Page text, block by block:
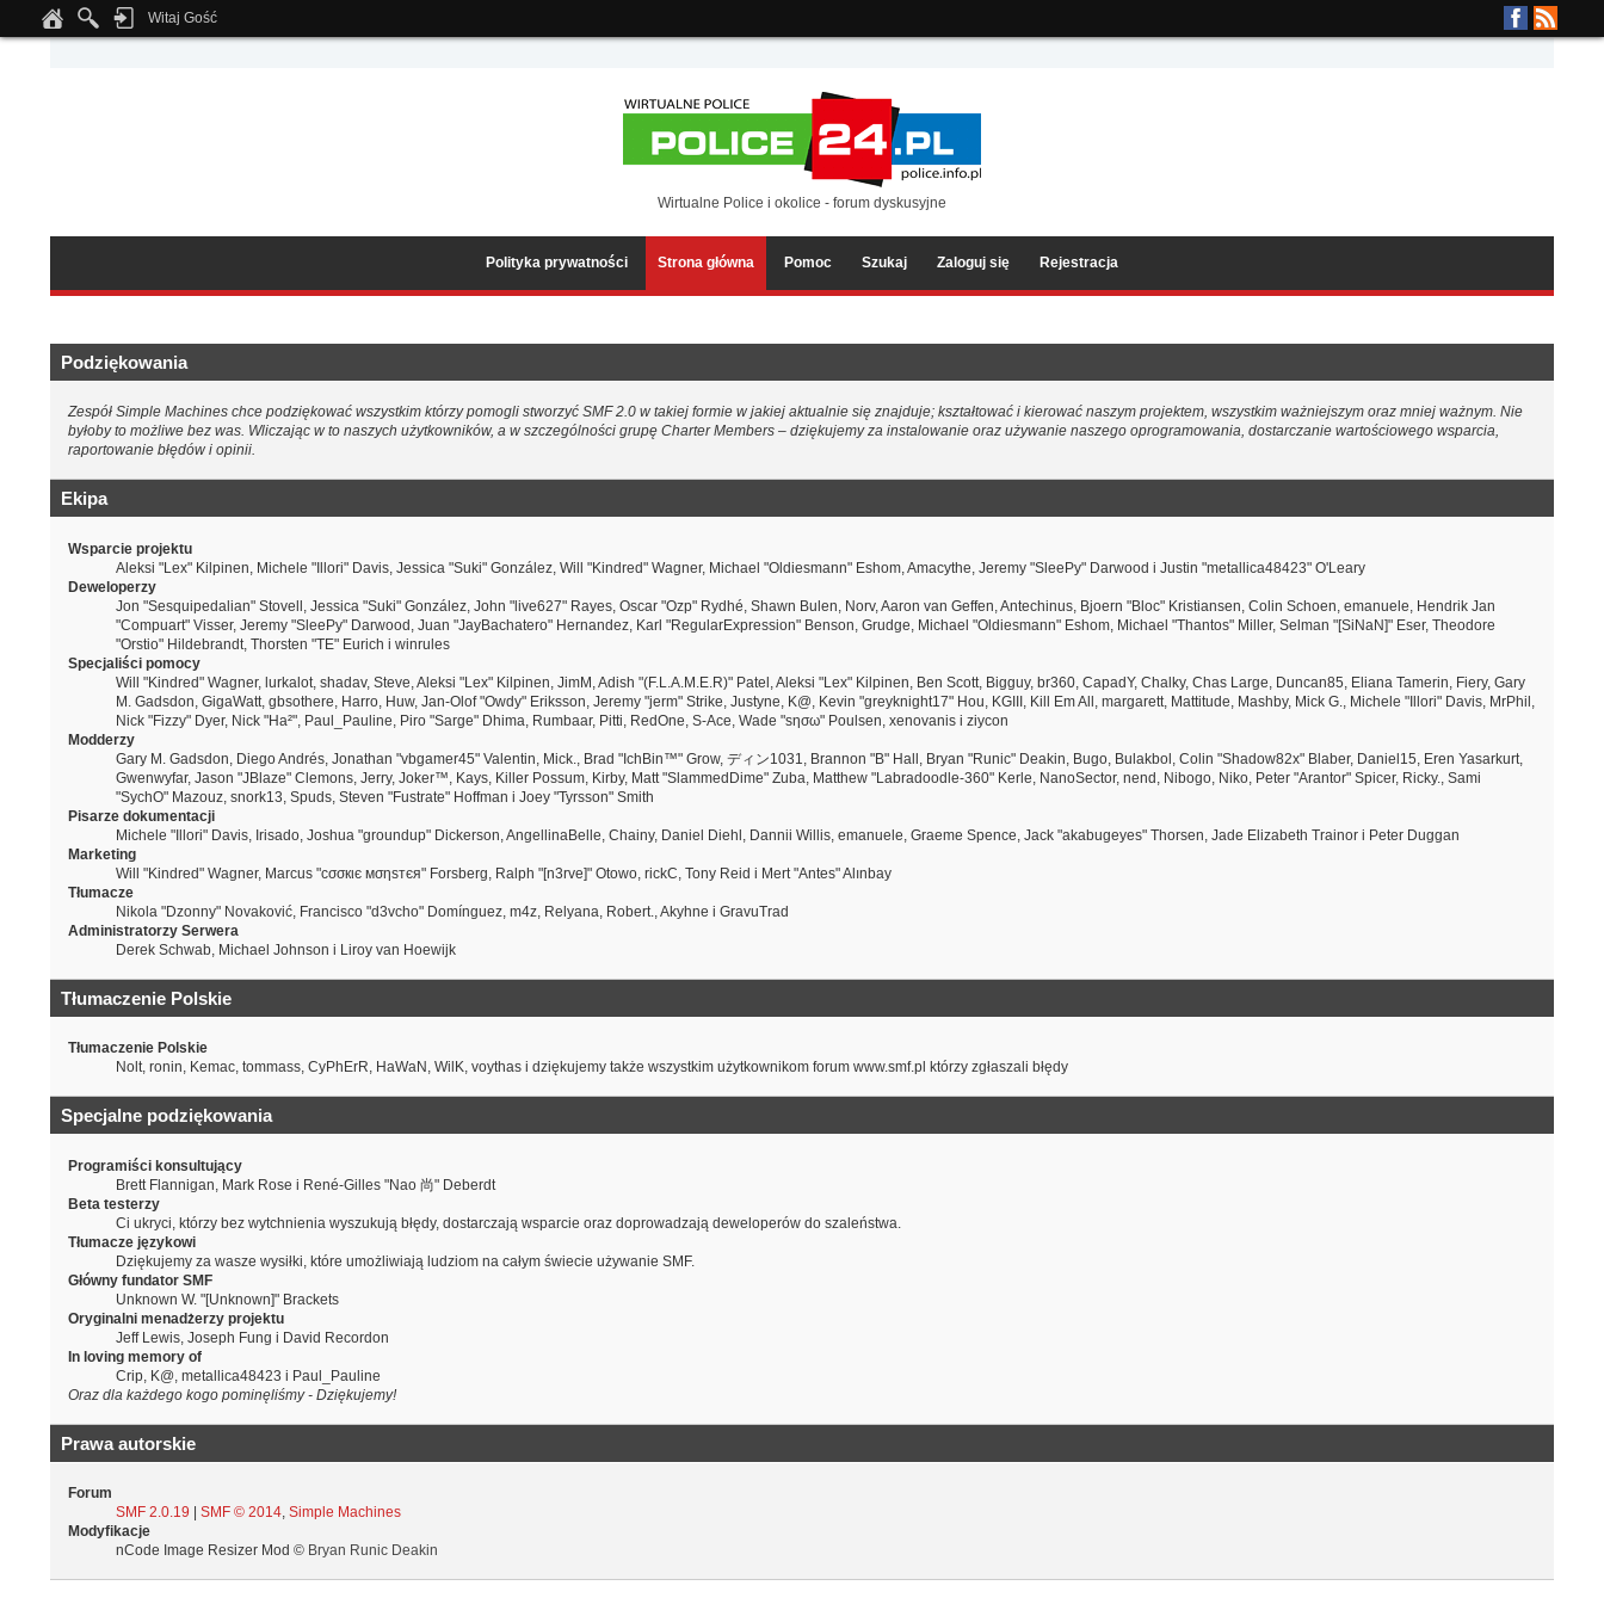
Notice: Undefined index: tapatalk_body_hook in
Witaj Gość
Wirtualne Police i okolice - forum dyskusyjne
Polityka prywatności Strona główna Pomoc Szukaj Zaloguj się Rejestracja
Podziękowania
Zespół Simple Machines chce podziękować wszystkim którzy pomogli stworzyć SMF 2.0 w takiej formie w jakiej aktualnie się znajduje; kształtować i kierować naszym projektem, wszystkim ważniejszym oraz mniej ważnym. Nie
byłoby to możliwe bez was. Wliczając w to naszych użytkowników, a w szczególności grupę Charter Members – dziękujemy za instalowanie oraz używanie naszego oprogramowania, dostarczanie wartościowego wsparcia,
raportowanie błędów i opinii.
Ekipa
Wsparcie projektu
Aleksi "Lex" Kilpinen, Michele "Illori" Davis, Jessica "Suki" González, Will "Kindred" Wagner, Michael "Oldiesmann" Eshom, Amacythe, Jeremy "SleePy" Darwood i Justin "metallica48423" O'Leary
Deweloperzy
Jon "Sesquipedalian" Stovell, Jessica "Suki" González, John "live627" Rayes, Oscar "Ozp" Rydhé, Shawn Bulen, Norv, Aaron van Geffen, Antechinus, Bjoern "Bloc" Kristiansen, Colin Schoen, emanuele, Hendrik Jan
"Compuart" Visser, Jeremy "SleePy" Darwood, Juan "JayBachatero" Hernandez, Karl "RegularExpression" Benson, Grudge, Michael "Oldiesmann" Eshom, Michael "Thantos" Miller, Selman "[SiNaN]" Eser, Theodore
"Orstio" Hildebrandt, Thorsten "TE" Eurich i winrules
Specjaliści pomocy
Will "Kindred" Wagner, lurkalot, shadav, Steve, Aleksi "Lex" Kilpinen, JimM, Adish "(F.L.A.M.E.R)" Patel, Aleksi "Lex" Kilpinen, Ben Scott, Bigguy, br360, CapadY, Chalky, Chas Large, Duncan85, Eliana Tamerin, Fiery, Gary
M. Gadsdon, GigaWatt, gbsothere, Harro, Huw, Jan-Olof "Owdy" Eriksson, Jeremy "jerm" Strike, Justyne, K@, Kevin "greyknight17" Hou, KGIII, Kill Em All, margarett, Mattitude, Mashby, Mick G., Michele "Illori" Davis, MrPhil,
Nick "Fizzy" Dyer, Nick "Ha²", Paul_Pauline, Piro "Sarge" Dhima, Rumbaar, Pitti, RedOne, S-Ace, Wade "sησω" Poulsen, xenovanis i ziycon
Modderzy
Gary M. Gadsdon, Diego Andrés, Jonathan "vbgamer45" Valentin, Mick., Brad "IchBin™" Grow, ディン1031, Brannon "B" Hall, Bryan "Runic" Deakin, Bugo, Bulakbol, Colin "Shadow82x" Blaber, Daniel15, Eren Yasarkurt,
Gwenwyfar, Jason "JBlaze" Clemons, Jerry, Joker™, Kays, Killer Possum, Kirby, Matt "SlammedDime" Zuba, Matthew "Labradoodle-360" Kerle, NanoSector, nend, Nibogo, Niko, Peter "Arantor" Spicer, Ricky., Sami
"SychO" Mazouz, snork13, Spuds, Steven "Fustrate" Hoffman i Joey "Tyrsson" Smith
Pisarze dokumentacji
Michele "Illori" Davis, Irisado, Joshua "groundup" Dickerson, AngellinaBelle, Chainy, Daniel Diehl, Dannii Willis, emanuele, Graeme Spence, Jack "akabugeyes" Thorsen, Jade Elizabeth Trainor i Peter Duggan
Marketing
Will "Kindred" Wagner, Marcus "cσσкιє мσηѕтєя" Forsberg, Ralph "[n3rve]" Otowo, rickC, Tony Reid i Mert "Antes" Alınbay
Tłumacze
Nikola "Dzonny" Novaković, Francisco "d3vcho" Domínguez, m4z, Relyana, Robert., Akyhne i GravuTrad
Administratorzy Serwera
Derek Schwab, Michael Johnson i Liroy van Hoewijk
Tłumaczenie Polskie
Tłumaczenie Polskie
Nolt, ronin, Kemac, tommass, CyPhErR, HaWaN, WilK, voythas i dziękujemy także wszystkim użytkownikom forum www.smf.pl którzy zgłaszali błędy
Specjalne podziękowania
Programiści konsultujący
Brett Flannigan, Mark Rose i René-Gilles "Nao 尚" Deberdt
Beta testerzy
Ci ukryci, którzy bez wytchnienia wyszukują błędy, dostarczają wsparcie oraz doprowadzają deweloperów do szaleństwa.
Tłumacze językowi
Dziękujemy za wasze wysiłki, które umożliwiają ludziom na całym świecie używanie SMF.
Główny fundator SMF
Unknown W. "[Unknown]" Brackets
Oryginalni menadżerzy projektu
Jeff Lewis, Joseph Fung i David Recordon
In loving memory of
Crip, K@, metallica48423 i Paul_Pauline
Oraz dla każdego kogo pominęliśmy - Dziękujemy!
Prawa autorskie
Forum
SMF 2.0.19 |SMF © 2014,Simple Machines
Modyfikacje
nCode Image Resizer Mod © Bryan Runic Deakin